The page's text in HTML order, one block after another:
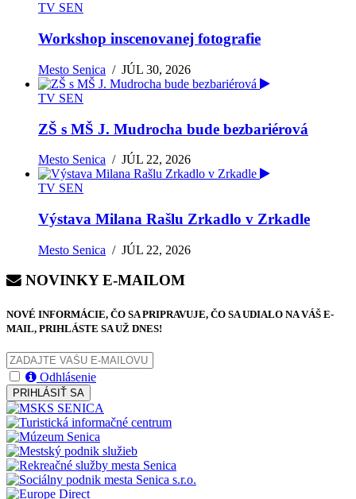
TV SEN
Workshop inscenovanej fotografie
Mesto Senica /JÚL 30, 2026
TV SEN
ZŠ s MŠ J. Mudrocha bude bezbariérová
Mesto Senica /JÚL 22, 2026
TV SEN
Výstava Milana Rašlu Zrkadlo v Zrkadle
Mesto Senica /JÚL 22, 2026
NOVINKY E-MAILOM
NOVÉ INFORMÁCIE, ČO SA PRIPRAVUJE, ČO SA UDIALO NA VÁŠ E-
MAIL, PRIHLÁSTE SA UŽ DNES!
Odhlásenie
PRIHLÁSIŤ SA